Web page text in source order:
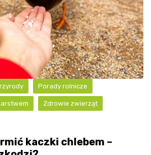
Porady rolnicze
Zdrowie zwierząt
kaczki chlebem –